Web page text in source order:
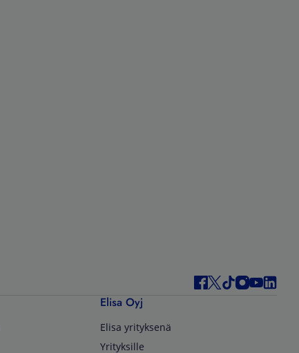
Elisa Oyj
Elisa yrityksenä
Yrityksille